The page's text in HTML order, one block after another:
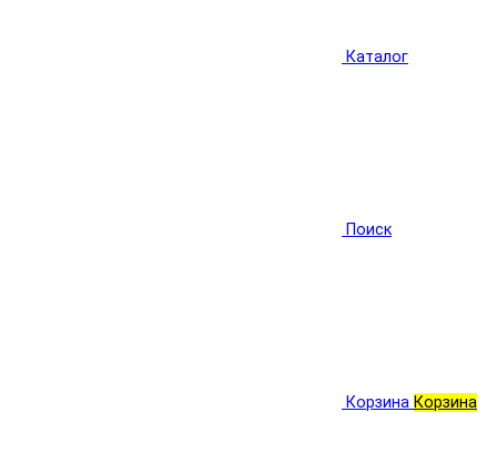
Каталог
Поиск
Корзина Корзина